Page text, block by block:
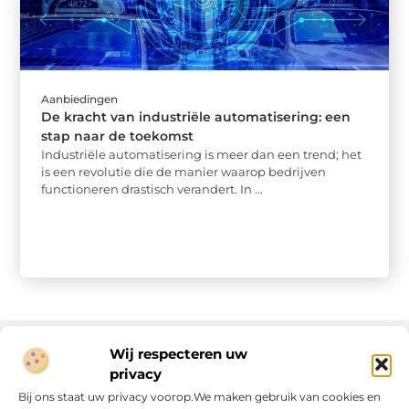
Wij respecteren uw
privacy
Bij ons staat uw privacy voorop.We maken gebruik van cookies en
Aanbiedingen
De kracht van industriële automatisering: een
stap naar de toekomst
Industriële automatisering is meer dan een trend; het
is een revolutie die de manier waarop bedrijven
functioneren drastisch verandert. In ...
Onze informatie